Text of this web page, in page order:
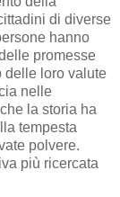
di diverse
hanno
promesse
delle loro valute
nelle
la storia ha
tempesta
polvere.
più ricercata